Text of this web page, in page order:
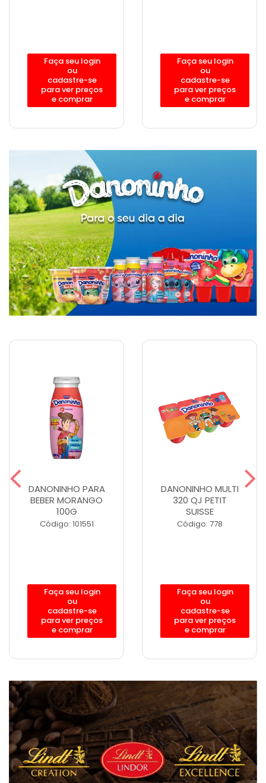
Faça seu login
ou
cadastre-se
para ver preços
e comprar
Faça seu login
ou
cadastre-se
para ver preços
e comprar
DANONINHO PARA
BEBER MORANGO
100G
Código: 101551
Faça seu login
ou
cadastre-se
para ver preços
e comprar
DANONINHO MULTI
320 QJ PETIT
SUISSE
Código: 778
Faça seu login
ou
cadastre-se
para ver preços
e comprar